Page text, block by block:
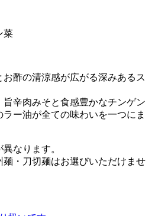
菜
お酢の清涼感が広がる深みあるス
辛肉みそと食感豊かなチンゲン
ー油が全ての味わいを一つにま
なります。
・刀切麺はお選びいただけませ